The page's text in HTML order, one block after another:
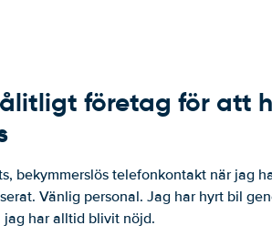
företag för att
bekymmerslös telefonkontakt när jag
Vänlig personal. Jag har hyrt bil
har alltid blivit nöjd.